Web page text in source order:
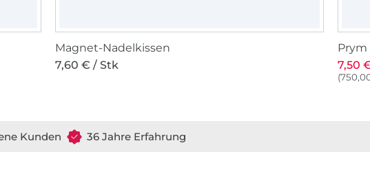
Magnet-Nadelkissen
7,60 € / Stk
7,50
Kunden 36 Jahre Erfahrung